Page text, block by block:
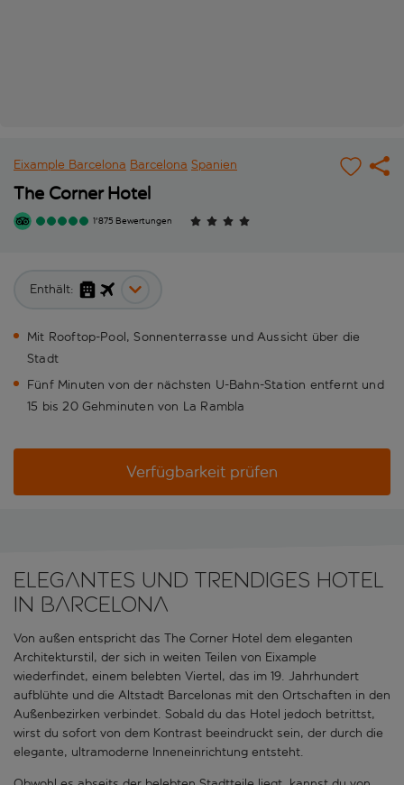
Eixample Barcelona Barcelona Spanien
The Corner Hotel
1'875 Bewertungen
Enthält:
Mit Rooftop-Pool, Sonnenterrasse und Aussicht über die
Stadt
Fünf Minuten von der nächsten U-Bahn-Station entfernt und
15 bis 20 Gehminuten von La Rambla
Verfügbarkeit prüfen
Elegantes und trendiges Hotel
in Barcelona
Von außen entspricht das The Corner Hotel dem eleganten
Architekturstil, der sich in weiten Teilen von Eixample
wiederfindet, einem belebten Viertel, das im 19. Jahrhundert
aufblühte und die Altstadt Barcelonas mit den Ortschaften in den
Außenbezirken verbindet. Sobald du das Hotel jedoch betrittst,
wirst du sofort von dem Kontrast beeindruckt sein, der durch die
elegante, ultramoderne Inneneinrichtung entsteht.